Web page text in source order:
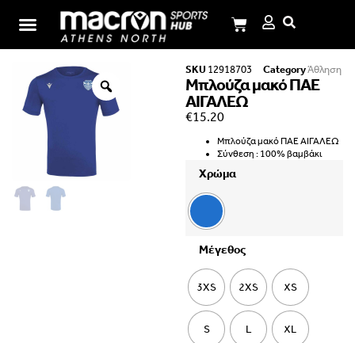
SKU 12918703 CategoryΆθληση
Μπλούζα μακό ΠΑΕ
ΑΙΓΑΛΕΩ
€15.20
Μπλούζα μακό ΠΑΕ ΑΙΓΑΛΕΩ
Σύνθεση : 100% βαμβάκι
Χρώμα
Μέγεθος
3XS 2XS XS
S L XL